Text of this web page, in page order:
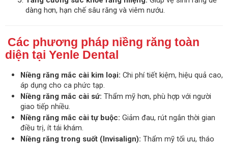
dàng hơn, hạn chế sâu răng và viêm nướu.
Các phương pháp niềng răng toàn
diện tại Yenle Dental
Niềng răng mắc cài kim loại: Chi phí tiết kiệm, hiệu quả cao,
áp dụng cho ca phức tạp.
Niềng răng mắc cài sứ: Thẩm mỹ hơn, phù hợp với người
giao tiếp nhiều.
Niềng răng mắc cài tự buộc: Giảm đau, rút ngắn thời gian
điều trị, ít tái khám.
Niềng răng trong suốt (Invisalign): Thẩm mỹ tối ưu, tháo